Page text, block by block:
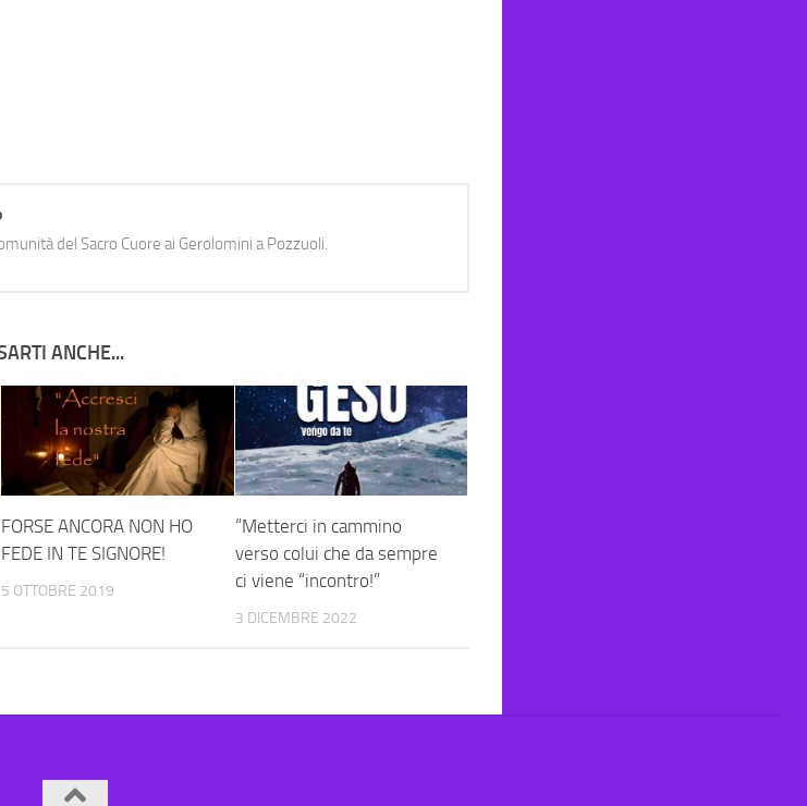
del Sacro Cuore ai Gerolomini a Pozzuoli.
ANCHE...
FORSE ANCORA NON HO
FEDE IN TE SIGNORE!
5 OTTOBRE 2019
“Metterci in cammino
verso colui che da sempre
ci viene “incontro!”
3 DICEMBRE 2022